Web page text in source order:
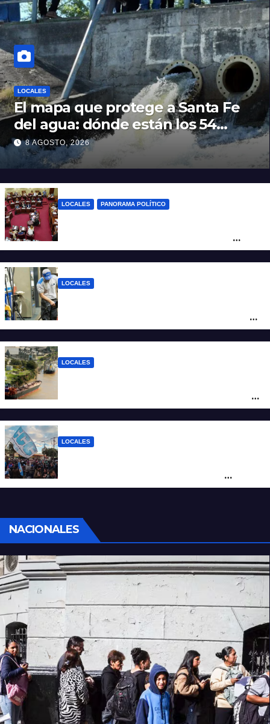
LOCALES
El mapa que protege a Santa Fe
del agua: dónde están los 54
puntos de bombeo
8 AGOSTO, 2026
LOCALES PANORAMA POLÍTICO
Santa Fe
LOCALES
ciudad de Santa Fe: la nafta súper superó
los $2.100 y llenar el tanque cuesta más
LOCALES
posicionar los puertos del sur de Santa Fe
como salida para las exportaciones
LOCALES
sociales y sindicales
NACIONALES